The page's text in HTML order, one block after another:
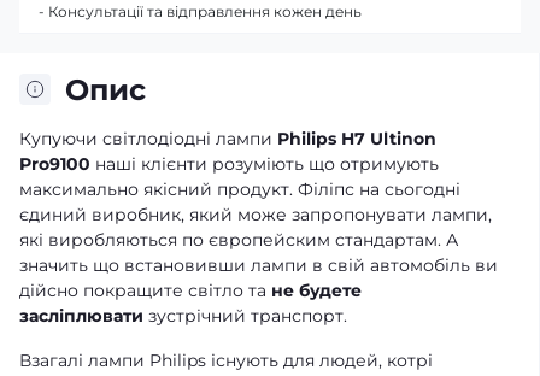
Опис
Купуючи світлодіодні лампи Philips H7 Ultinon
Pro9100 наші клієнти розуміють що отримують
максимально якісний продукт. Філіпс на сьогодні
єдиний виробник, який може запропонувати лампи,
які виробляються по європейским стандартам. А
значить що встановивши лампи в свій автомобіль ви
дійсно покращите світло та не будете
засліплювати зустрічний транспорт.
Взагалі лампи Philips існують для людей, котрі
- Консультації та відправлення кожен день